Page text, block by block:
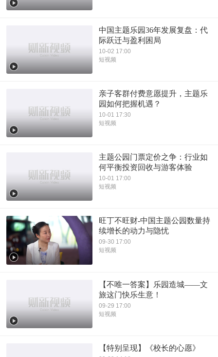
中国主题乐园36年发展复盘：代
际跃迁与盈利困局
10-02 17:00
短视频
亲子客群付费意愿提升，主题乐
园如何把握机遇？
10-01 17:30
短视频
主题公园门票定价之争：行业如
何平衡投资回收与游客体验
10-01 17:00
短视频
旺丁不旺财-中国主题公园数量持
续增长的动力与隐忧
09-30 17:00
短视频
【不唯一答案】乐园造城——文
旅这门快乐生意！
09-29 17:00
短视频
【特别呈现】《校长的心愿》